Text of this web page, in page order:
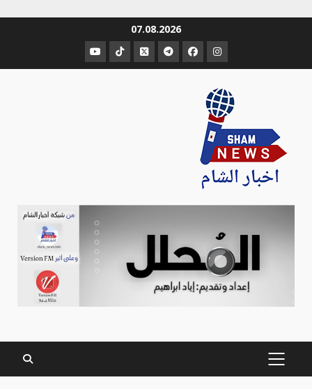
07.08.2026
عنصر
القائمة
عنصر
القائمة
عنصر
القائمة
عنصر
القائمة
عنصر
القائمة
عنصر
القائمة
PRIMARY
MENU